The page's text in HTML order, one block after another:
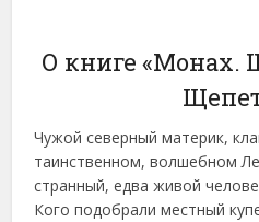
О книге «Монах.
Чужой северный материк,
таинственном, волшебном
странный, едва живой
Кого подобрали местный